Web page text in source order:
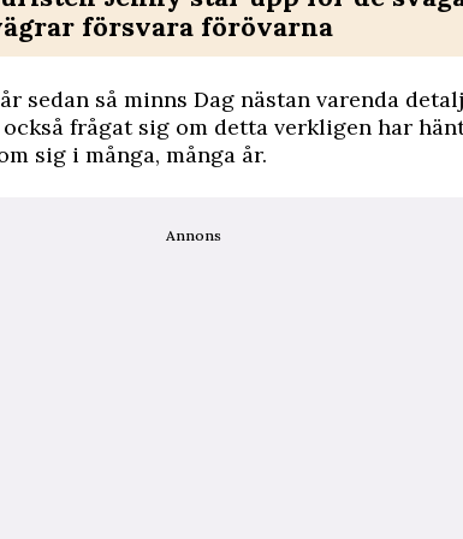
försvara förövarna
sedan så minns Dag nästan varenda
frågat sig om detta verkligen har
sig i många, många år.
Annons